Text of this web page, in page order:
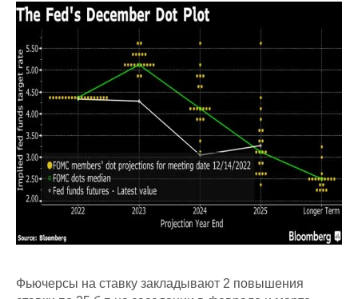
Фьючерсы на ставку закладывают 2 повышения